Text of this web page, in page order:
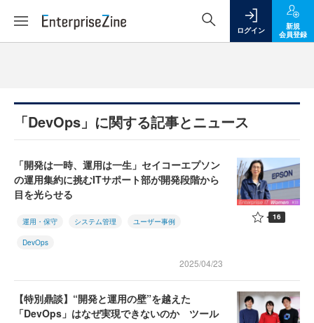
ログイン
新規
会員登録
「DevOps」に関する記事とニュース
「開発は一時、運用は一生」セイコーエプソン
の運用集約に挑むITサポート部が開発段階から
目を光らせる
運用・保守 システム管理 ユーザー事例
DevOps
2025/04/23
16
【特別鼎談】“開発と運用の壁”を越えた
「DevOps」はなぜ実現できないのか ツール